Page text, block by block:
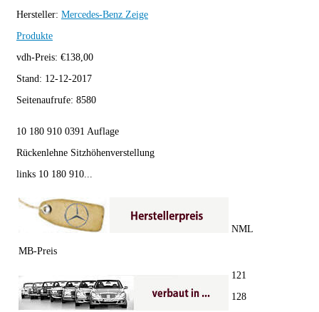
Hersteller: Mercedes-Benz Zeige
Produkte
vdh-Preis: €138,00
Stand: 12-12-2017
Seitenaufrufe: 8580
10 180 910 0391 Auflage
Rückenlehne Sitzhöhenverstellung
links 10 180 910...
MB-Preis
NML
121
128